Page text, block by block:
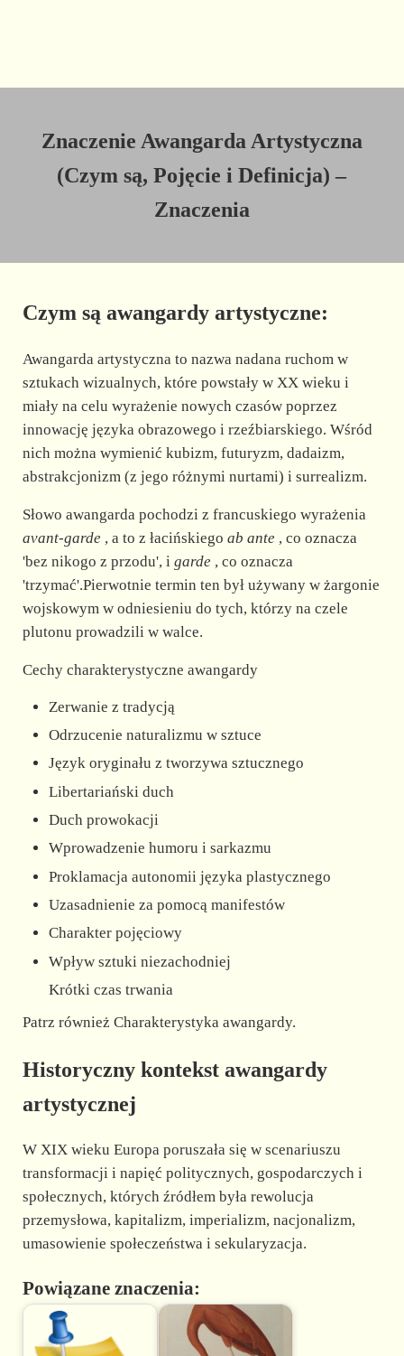
Znaczenie Awangarda Artystyczna
(Czym są, Pojęcie i Definicja) –
Znaczenia
Czym są awangardy artystyczne:
Awangarda artystyczna to nazwa nadana ruchom w
sztukach wizualnych, które powstały w XX wieku i
miały na celu wyrażenie nowych czasów poprzez
innowację języka obrazowego i rzeźbiarskiego. Wśród
nich można wymienić kubizm, futuryzm, dadaizm,
abstrakcjonizm (z jego różnymi nurtami) i surrealizm.
Słowo awangarda pochodzi z francuskiego wyrażenia
avant-garde , a to z łacińskiego ab ante , co oznacza
'bez nikogo z przodu', i garde , co oznacza
'trzymać'.Pierwotnie termin ten był używany w żargonie
wojskowym w odniesieniu do tych, którzy na czele
plutonu prowadzili w walce.
Cechy charakterystyczne awangardy
Zerwanie z tradycją
Odrzucenie naturalizmu w sztuce
Język oryginału z tworzywa sztucznego
Libertariański duch
Duch prowokacji
Wprowadzenie humoru i sarkazmu
Proklamacja autonomii języka plastycznego
Uzasadnienie za pomocą manifestów
Charakter pojęciowy
Wpływ sztuki niezachodniej
Krótki czas trwania
Patrz również Charakterystyka awangardy.
Historyczny kontekst awangardy
artystycznej
W XIX wieku Europa poruszała się w scenariuszu
transformacji i napięć politycznych, gospodarczych i
społecznych, których źródłem była rewolucja
przemysłowa, kapitalizm, imperializm, nacjonalizm,
umasowienie społeczeństwa i sekularyzacja.
Powiązane znaczenia: